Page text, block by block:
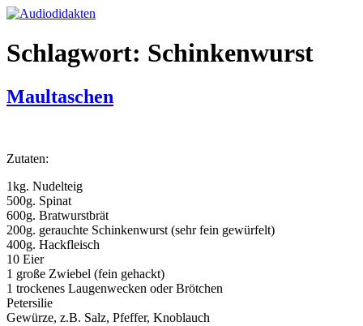
Zum
springen
Schlagwort: Schinkenwurst
Maultaschen
Zutaten:
1kg. Nudelteig
500g. Spinat
600g. Bratwurstbrät
200g. gerauchte Schinkenwurst (sehr fein gewürfelt)
400g. Hackfleisch
10 Eier
1 große Zwiebel (fein gehackt)
1 trockenes Laugenwecken oder Brötchen
Petersilie
Gewürze, z.B. Salz, Pfeffer, Knoblauch